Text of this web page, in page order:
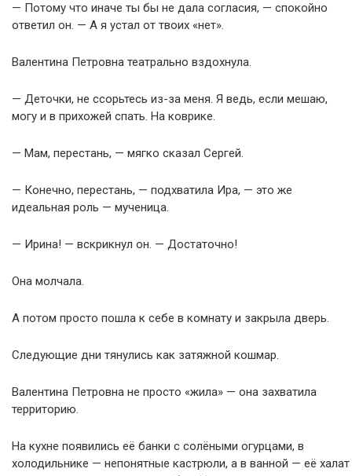
— Потому что иначе ты бы не дала согласия, — спокойно
ответил он. — А я устал от твоих «нет».
Валентина Петровна театрально вздохнула.
— Деточки, не ссорьтесь из-за меня. Я ведь, если мешаю,
могу и в прихожей спать. На коврике.
— Мам, перестань, — мягко сказал Сергей.
— Конечно, перестань, — подхватила Ира, — это же
идеальная роль — мученица.
— Ирина! — вскрикнул он. — Достаточно!
Она молчала.
А потом просто пошла к себе в комнату и закрыла дверь.
Следующие дни тянулись как затяжной кошмар.
Валентина Петровна не просто «жила» — она захватила
территорию.
На кухне появились её банки с солёными огурцами, в
холодильнике — непонятные кастрюли, а в ванной — её халат